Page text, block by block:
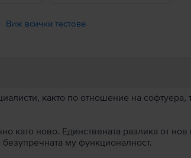
Виж всички тестове
както по отношение на софтуера,
като ново. Единствената разлика от нов
му функционалност.